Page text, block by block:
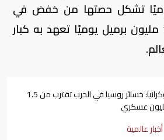
يوميًا تشكل حصتها من خفض في
الإمدادات قدره 1.8 مليون برميل يوميًا تعهد به كبار
أوكرانيا: خسائر روسيا في الحرب تقترب من 1.5
عسكري
أخبار عالمية